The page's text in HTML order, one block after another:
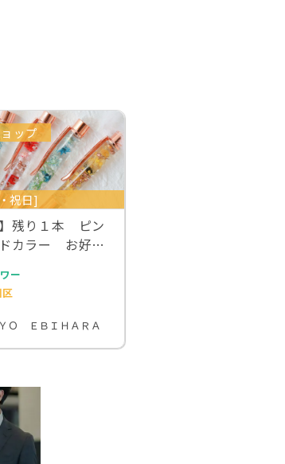
ップ
祝日]
残り１本 ピン
カラー お好き
ー
Ｏ ＥＢＩＨＡＲＡ